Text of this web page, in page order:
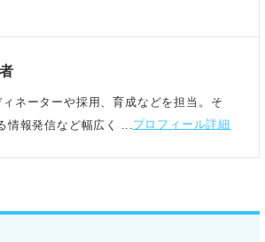
調整に繋がる。
て説得力を高める。
スのきっかけを話す。
ネーターや採用、育成などを担当。そ
情報発信など幅広くキャリア支援に携わ
プロフィール詳細